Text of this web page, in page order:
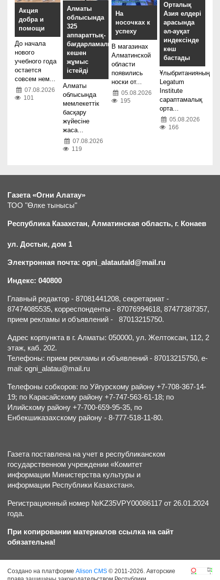
Акция
добра и
помощи
До начала
нового
учебного года
остается
совсем нем...
07.08.2026
101
Алматы
облысында
325
аппараттық-
бағдарламалық
кешен
жұмыс
істейді
Алматы
облысында
мемлекеттік
басқару
жүйесіне
жаса...
07.08.2026
119
На
носочках к
успеху
В магазинах
Алматинской
области
появились
носки от...
05.08.2026
195
Орталық
Азия елдері
арасында
әл-ауқат
индексінде
көш
бастады
Ұлыбританияның
Legatum
Institute
сараптамалық
орта...
05.08.2026
166
Газета «Огни Алатау»
ТОО "Өлке тынысы"
Республика Казахстан, Алматинская область, г. Конаев
ул. Достык, дом 1
Электронная почта: ogni_alatautald@mail.ru
Индекс: 040800
Главный редактор - 87081441208, секретариат -
87474085535, корреспонденты - 87076994618, 87477387357,
прием рекламы и объявлений - 87013215750.
Адрес корпункта в г. Алматы: 050000, ул. Желтоксан, 112, 2
этаж, каб. 202.
Телефоны: прием рекламы и объявлений - 87013215750, e-
mail: ogni_alatau@mail.ru
Телефоны собкоров: по Уйгурскому району +7-708-367-14-
19; по Карасайскому району +7-747-563-61-18; по
Илийскому району +7-700-659-95-35, по
Енбекшиказахскому району - 8-777-518-11-80.
Газета поставлена на учет в республиканском
государственном учреждении «Комитет
информации Министерства культуры и
информации Республики Казахстан».
Регистрационный номер №KZ35VPY00086117 от 26.01.2024
года.
При копировании материалов ссылка на сайт
обязательна!
Создано на платформе Alison CMS © 2011-2026. Авторские